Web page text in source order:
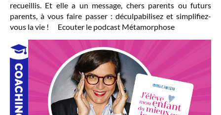
recueillis. Et elle a un message, chers parents ou futurs
parents, à vous faire passer : déculpabilisez et simplifiez-
vous la vie ! Ecouter le podcast Métamorphose